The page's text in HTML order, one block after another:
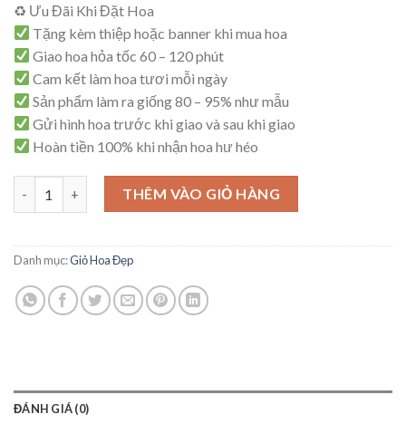
là:
750,000₫.là:
680,000₫.
♻ Ưu Đãi Khi Đặt Hoa
Tặng kèm thiệp hoặc banner khi mua hoa
Giao hoa hỏa tốc 60 – 120 phút
Cam kết làm hoa tươi mỗi ngày
Sản phẩm làm ra giống 80 – 95% như mẫu
Gửi hình hoa trước khi giao và sau khi giao
Hoàn tiền 100% khi nhận hoa hư héo
Giỏ Hoa Sang Trọng – G35 số lượng
THÊM VÀO GIỎ HÀNG
Danh mục:Giỏ Hoa Đẹp
ĐÁNH GIÁ (0)